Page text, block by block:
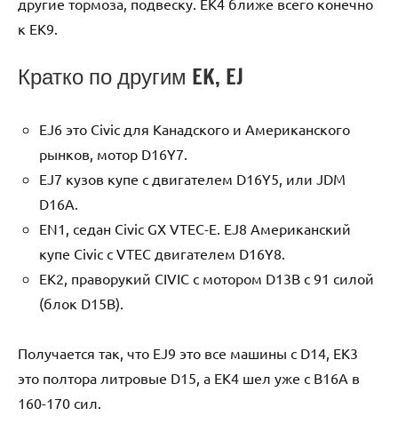
к EK9.
Кратко по другим EK, EJ
EJ6 это Civic для Канадского и Американского
рынков, мотор D16Y7.
EJ7 кузов купе с двигателем D16Y5, или JDM
D16A.
EN1, седан Civic GX VTEC-E. EJ8 Американский
купе Civic с VTEC двигателем D16Y8.
EK2, праворукий CIVIC с мотором D13B с 91 силой
(блок D15B).
Получается так, что EJ9 это все машины с D14, EK3
это полтора литровые D15, а EK4 шел уже с B16A в
160-170 сил.